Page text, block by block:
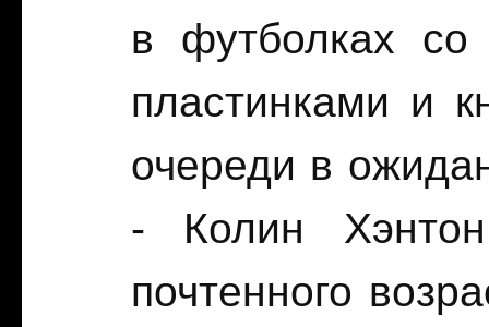
в футболках
пластинками и
очереди в
- Колин
почтенного